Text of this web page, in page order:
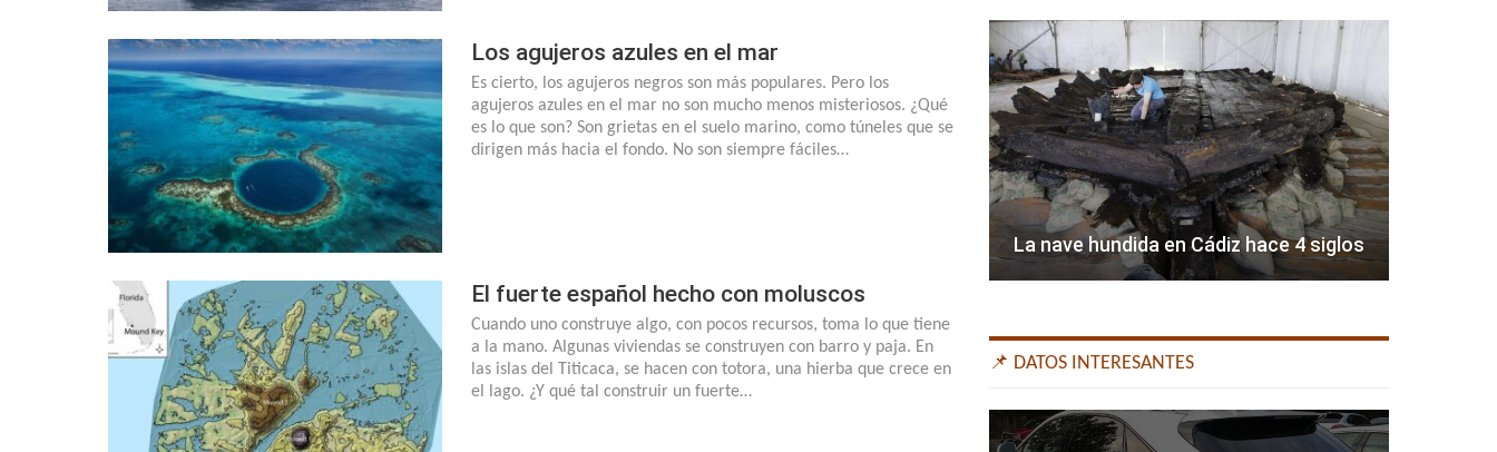
Los agujeros azules en el mar
Es cierto, los agujeros negros son más populares. Pero los
agujeros azules en el mar no son mucho menos misteriosos. ¿Qué
es lo que son? Son grietas en el suelo marino, como túneles que se
dirigen más hacia el fondo. No son siempre fáciles…
El fuerte español hecho con moluscos
Cuando uno construye algo, con pocos recursos, toma lo que tiene
a la mano. Algunas viviendas se construyen con barro y paja. En
las islas del Titicaca, se hacen con totora, una hierba que crece en
el lago. ¿Y qué tal construir un fuerte…
La nave hundida en Cádiz hace 4 siglos
📌 DATOS INTERESANTES